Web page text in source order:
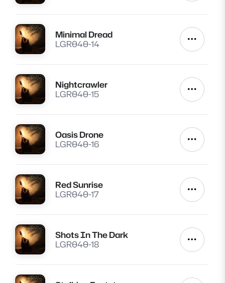
Lire
Minimal Dread
LGR040-14
Autres
Lire
Nightcrawler
LGR040-15
Autres
Lire
Oasis Drone
LGR040-16
Autres
Lire
Red Sunrise
LGR040-17
Autres
Lire
Shots In The Dark
LGR040-18
Autres